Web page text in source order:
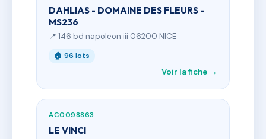
DAHLIAS - DOMAINE DES FLEURS -
MS236
📍 146 bd napoleon iii 06200 NICE
🏠 96 lots
Voir la fiche →
AC0098863
LE VINCI